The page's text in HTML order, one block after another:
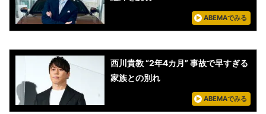
ABEMAでみる
西川貴教 “2年4カ月” 事故で早すぎる
家族との別れ
ABEMAでみる